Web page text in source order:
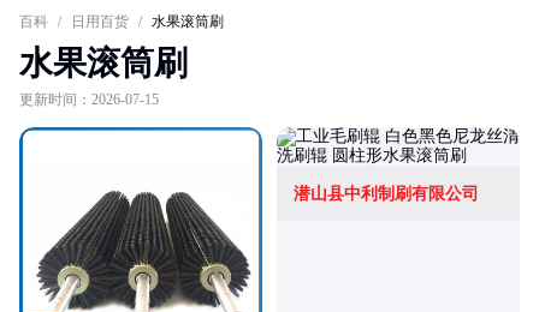
百科 / 日用百货 / 水果滚筒刷
水果滚筒刷
更新时间：2026-07-15
潜山县中利制刷有限公司